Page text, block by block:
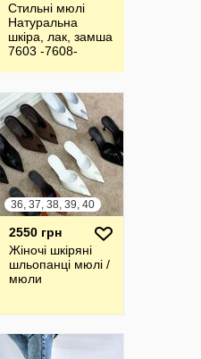
Стильні мюлі
Натуральна
шкіра, лак, замша
7603 -7608-
36, 37, 38, 39, 40
2550 грн
Жіночі шкіряні
шльопанці мюлі /
мюли